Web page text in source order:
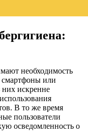
необходимость
смартфоны или
искренне
В то же время
пользователи
осведомленность о